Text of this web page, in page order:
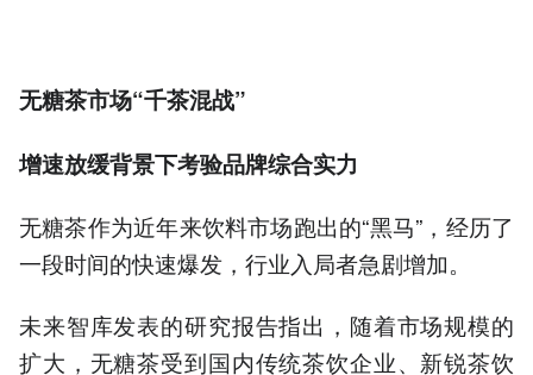
无糖茶市场“千茶混战”
增速放缓背景下考验品牌综合实力
无糖茶作为近年来饮料市场跑出的“黑马”，经历了
一段时间的快速爆发，行业入局者急剧增加。
未来智库发表的研究报告指出，随着市场规模的
扩大，无糖茶受到国内传统茶饮企业、新锐茶饮